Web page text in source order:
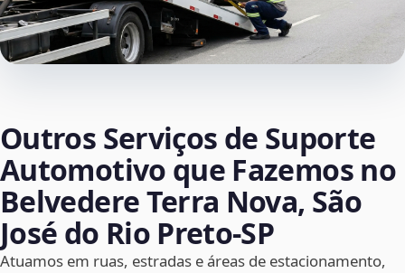
Outros Serviços de Suporte
Automotivo que Fazemos no
Belvedere Terra Nova, São
José do Rio Preto‑SP
Atuamos em ruas, estradas e áreas de estacionamento,